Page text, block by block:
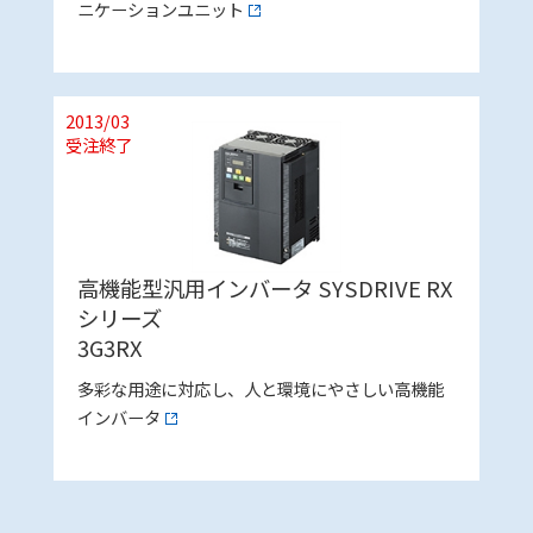
ニケーションユニット
高機能型汎用インバータ SYSDRIVE RX
シリーズ
3G3RX
2013/03
受注終了
多彩な用途に対応し、人と環境にやさしい高機能
インバータ